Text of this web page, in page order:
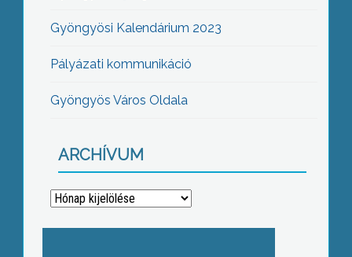
Gyöngyösi Kalendárium 2023
Pályázati kommunikáció
Gyöngyös Város Oldala
ARCHÍVUM
Archívum